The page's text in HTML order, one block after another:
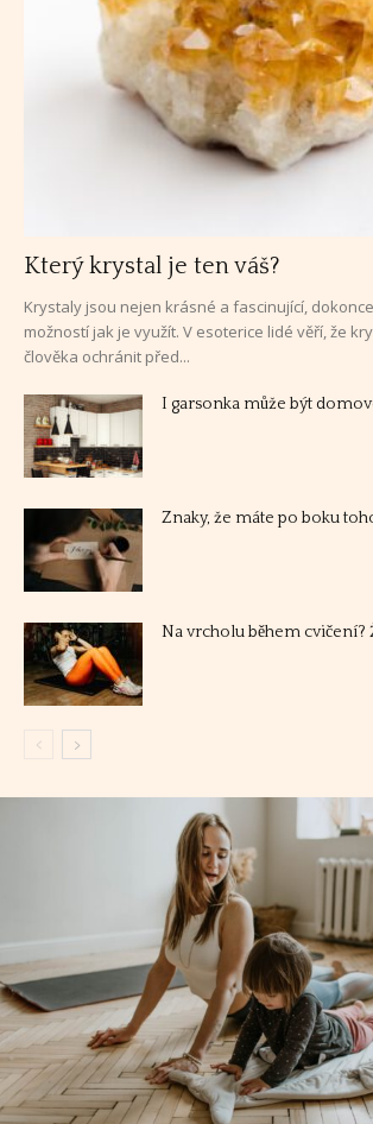
Který krystal je ten váš?
Krystaly jsou nejen krásné a fascinující,
možností jak je využít. V esoterice lidé věří, že
člověka ochránit před...
I garsonka může být
Znaky, že máte po boku
Na vrcholu během cvičení?